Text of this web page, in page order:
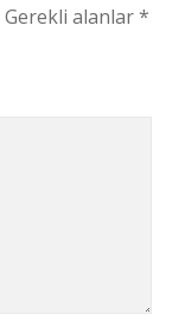
Gerekli alanlar*